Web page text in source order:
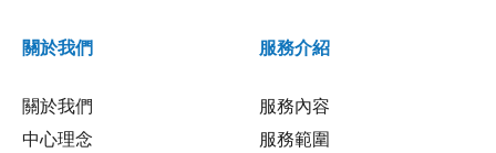
關於我們
關於我們
中心理念
服務介紹
服務內容
服務範圍